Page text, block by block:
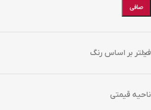
صافی
فیلتر بر اساس رنگ
ناحیه قیمتی